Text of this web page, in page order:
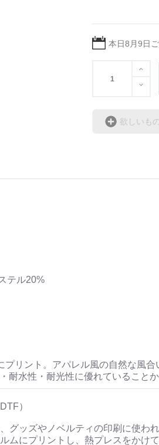
本日8月9日
欲しいも
テル20%
プリント。アパレル風の自然な風合
耐水性・耐光性に優れていること
）
グッズやノベルティの印刷に使われ
ムにプリントし、熱プレスをかけ